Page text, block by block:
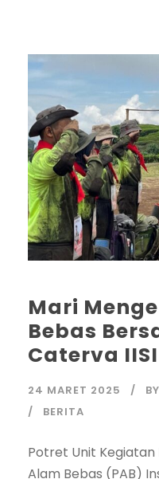
Mari
Bebas
Caterva
24 MARET 2025 BY
BERITA
Potret Unit Kegiatan
Alam Bebas (PAB)